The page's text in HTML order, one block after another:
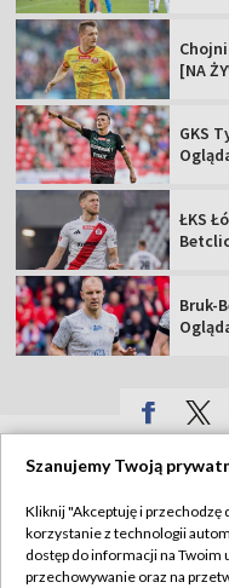
[NA
GKS
ŁKS
Bruk-
Szanujemy Twoją
Kliknij "Akceptuję i przechodzę
korzystanie z technologii
dostęp do informacji na
przechowywanie oraz na